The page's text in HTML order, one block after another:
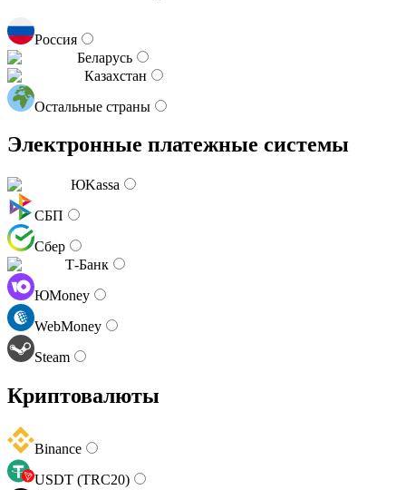
Россия
Беларусь
Казахстан
Остальные страны
Электронные платежные системы
ЮKassa
СБП
Сбер
Т-Банк
ЮMoney
WebMoney
Steam
Криптовалюты
Binance
USDT (TRC20)